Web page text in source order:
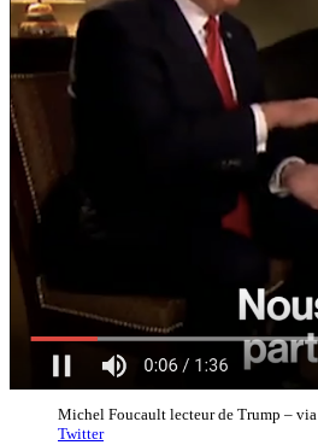
Michel Foucault lecteur de Trump – via
Twitter